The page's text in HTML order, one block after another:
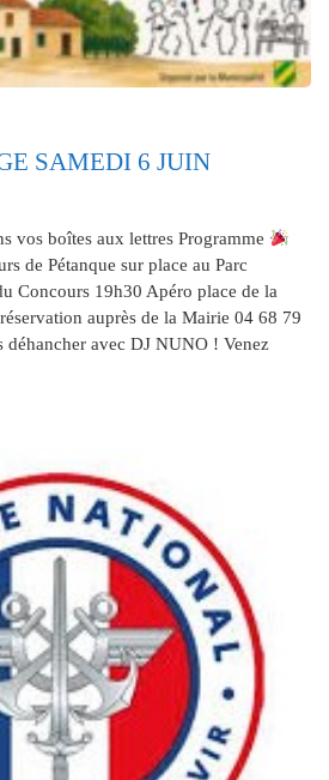
SAMEDI 6 JUIN
vos boîtes aux lettres Programme
de Pétanque sur place au Parc
Concours 19h30 Apéro place de la
auprès de la Mairie 04 68 79
déhancher avec DJ NUNO ! Venez